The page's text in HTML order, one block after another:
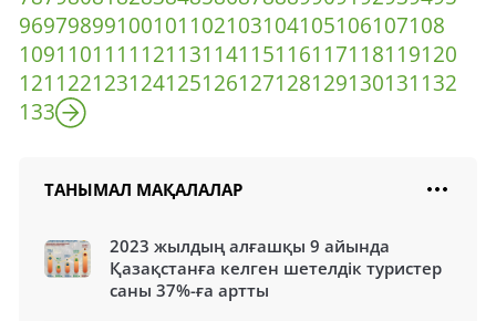
96979899100101 102103104105106107108
109110111 112113114115116117118119120
121 122123124125126127128129130131 132
133
ТАНЫМАЛ МАҚАЛАЛАР
2023 жылдың алғашқы 9 айында
Қазақстанға келген шетелдік туристер
саны 37%-ға артты